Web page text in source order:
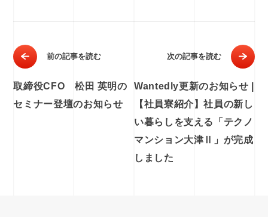
前の記事を読む
取締役CFO 松田 英明の
セミナー登壇のお知らせ
次の記事を読む
Wantedly更新のお知らせ |
【社員寮紹介】社員の新し
い暮らしを支える「テクノ
マンション大津Ⅱ」が完成
しました